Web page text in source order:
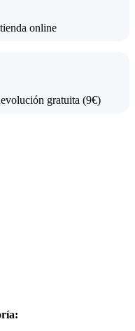
online
gratuita (9€)